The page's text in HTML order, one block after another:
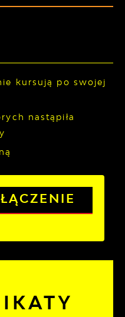
kursują po swojej
nastąpiła